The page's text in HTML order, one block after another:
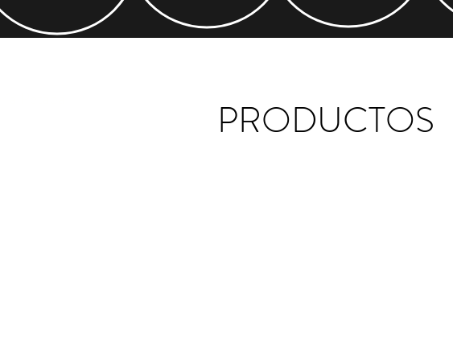
PRODUCTOS